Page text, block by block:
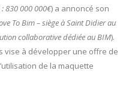
830 000 000€) a annoncé son
To Bim –siège à Saint Didier au
collaborative dédiée au BIM).
vise à développer une offre de
de la maquette